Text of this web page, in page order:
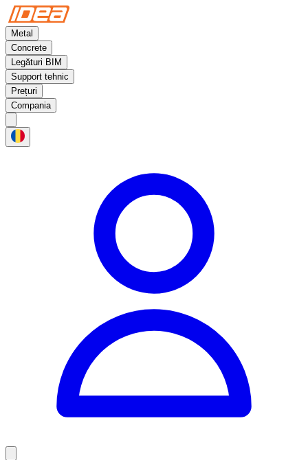
Metal
Concrete
Legături BIM
Support tehnic
Prețuri
Compania